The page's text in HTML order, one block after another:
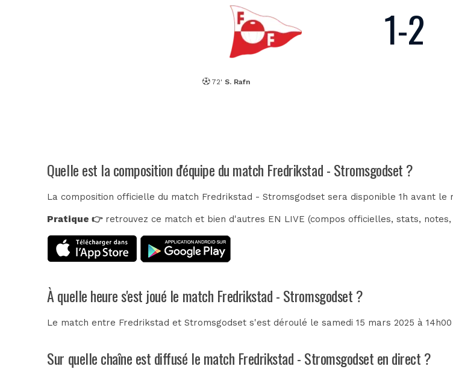
72' S. Rafn
1-2
Quelle est la composition d'équipe du match Fredrikstad - Stromsgodset ?
La composition officielle du match Fredrikstad - Stromsgodset sera disponible 1h avant le
Pratique 👉retrouvez ce match et bien d'autres EN LIVE (compos officielles, stats, notes,
À quelle heure s'est joué le match Fredrikstad - Stromsgodset ?
Le match entre Fredrikstad et Stromsgodset s'est déroulé le samedi 15 mars 2025 à
Sur quelle chaîne est diffusé le match Fredrikstad - Stromsgodset en direct ?